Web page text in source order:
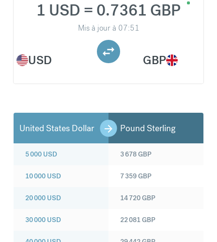
USD
1 USD = 0.7361 GBP
Mis à jour à 07:51
GBP
United States Dollar Pound Sterling
5 000 USD
10 000 USD
20 000 USD
30 000 USD
3 678GBP
7 359GBP
14 720GBP
22 081GBP